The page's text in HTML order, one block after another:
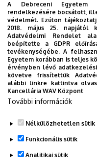
2026. augusztus 7.
Univerzum: A
titkos receptjei
KUTATÁS TUDOMÁNY
A Debreceni Egyetem
rendelkezésére bocsátott,
védelmét. Ezúton
2018. május 25. napjától
Adatvédelmi Rendelet
beépítette a GDPR
tevékenységébe. A
Egyetem korábban is teljes
érvényben lévő
követve frissítettük
alábbi linkre kattintva
Kancellária WAV Központ
További információk
Nélkülözhetetlen sütik
Funkcionális sütik
Analitikai sütik